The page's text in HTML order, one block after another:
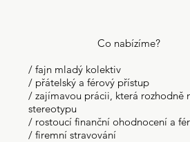
/ fajn mladý kolektiv
/ přátelský a férový přístup
/ zajímavou prácii, která rozhodně
stereotypu
/ rostoucí finanční ohodnocení a
/ firemní stravování
Co nabízíme?